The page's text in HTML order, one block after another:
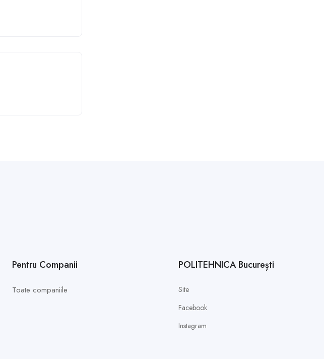
Pentru Companii
Toate companiile
POLITEHNICA București
Site
Facebook
Instagram